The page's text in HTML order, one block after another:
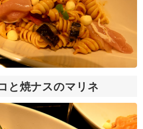
と焼ナスのマリネ